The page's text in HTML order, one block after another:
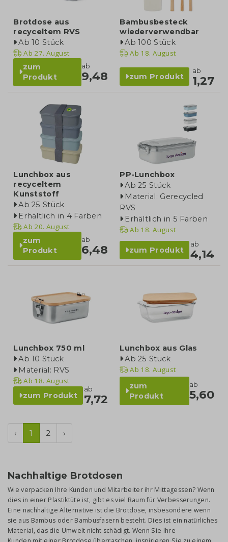
Brotdose aus
recyceltem RVS
Ab 10 Stück
Ab 27. August
zum
Produkt
ab
9,48
Bambusbesteck
wiederverwendbar
Ab 100 Stück
Ab 18. August
zum Produkt
ab
1,27
Lunchbox aus
recyceltem
Kunststoff
Ab 25 Stück
Erhältlich in 4 Farben
Ab 20. August
zum
Produkt
ab
6,48
PP-Lunchbox
Ab 25 Stück
Material: Gerecycled
RVS
Erhältlich in 5 Farben
Ab 18. August
zum Produkt
ab
4,14
Lunchbox 750 ml
Ab 10 Stück
Material: RVS
Ab 18. August
zum Produkt
ab
7,72
Lunchbox aus Glas
Ab 25 Stück
Ab 18. August
zum
Produkt
ab
5,60
‹ 1 2 ›
Nachhaltige Brotdosen
Wie verpacken Ihre Kunden und Mitarbeiter ihr Mittagessen? Wenn
dies in einer Plastiktüte ist, gibt es viel Raum für Verbesserungen.
Eine nachhaltige Alternative ist die Brotdose, insbesondere wenn
sie aus Bambus oder Bambusfasern besteht. Dies ist ein natürliches
Material, das die Umwelt nicht schädigt. Wenn Sie Ihre